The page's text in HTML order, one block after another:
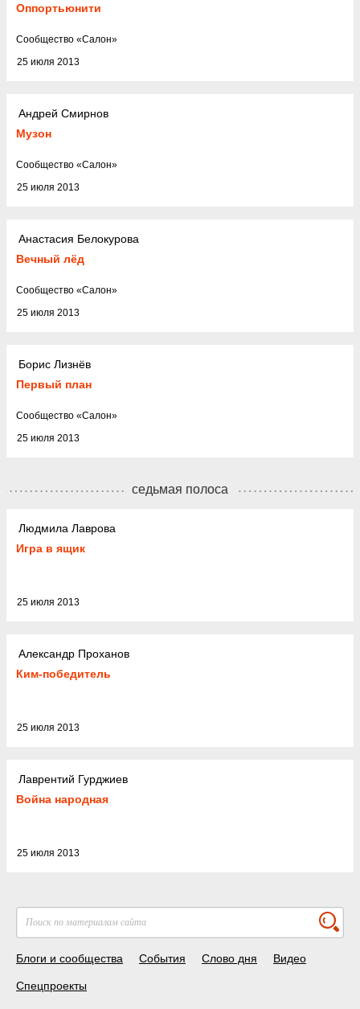
Оппортьюнити
25 июля 2013
Cообщество «Салон»
Андрей Смирнов
Музон
25 июля 2013
Cообщество «Салон»
Анастасия Белокурова
Вечный лёд
25 июля 2013
Cообщество «Салон»
Борис Лизнёв
Первый план
25 июля 2013
Cообщество «Салон»
седьмая полоса
Людмила Лаврова
Игра в ящик
25 июля 2013
Александр Проханов
Ким-победитель
25 июля 2013
Лаврентий Гурджиев
Война народная
25 июля 2013
Блоги и сообщества События Слово дня Видео
Спецпроекты